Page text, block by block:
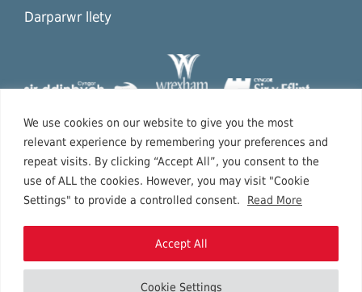
We use cookies on our website to give you the most
relevant experience by remembering your preferences and
repeat visits. By clicking “Accept All”, you consent to the
use of ALL the cookies. However, you may visit "Cookie
Settings" to provide a controlled consent.
Read More
Cookie Settings
Accept All
Darparwr llety